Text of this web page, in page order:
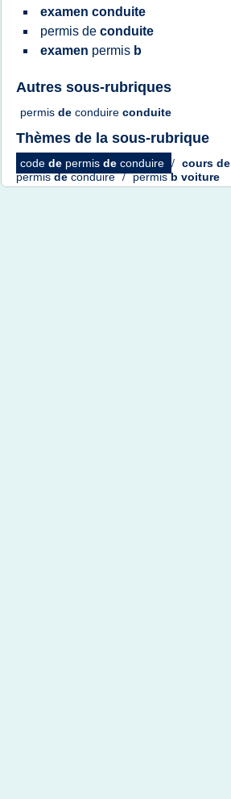
examen conduite
permis de conduite
examen permis b
Autres sous-rubriques
permis de conduire conduite
Thèmes de la sous-rubrique
code de permis de conduire / cours de
permisdeconduire / permisb voiture